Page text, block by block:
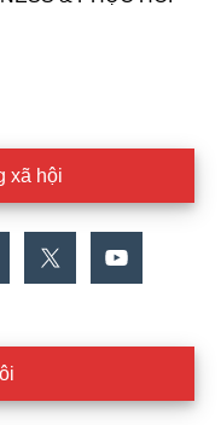
xã hội